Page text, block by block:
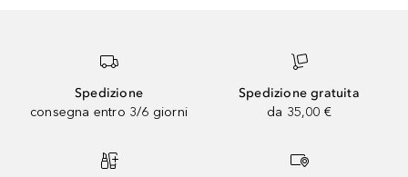
Spedizione
consegna entro 3/6 giorni
Spedizione gratuita
da 35,00 €